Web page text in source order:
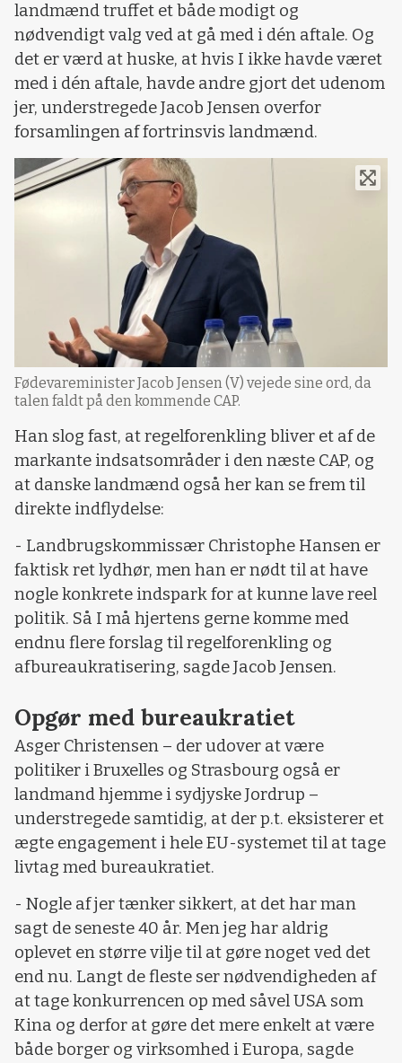
landmænd truffet et både modigt og
nødvendigt valg ved at gå med i dén aftale. Og
det er værd at huske, at hvis I ikke havde været
med i dén aftale, havde andre gjort det udenom
jer, understregede Jacob Jensen overfor
forsamlingen af fortrinsvis landmænd.
Fødevareminister Jacob Jensen (V) vejede sine ord, da
talen faldt på den kommende CAP.
Han slog fast, at regelforenkling bliver et af de
markante indsatsområder i den næste CAP, og
at danske landmænd også her kan se frem til
direkte indflydelse:
- Landbrugskommissær Christophe Hansen er
faktisk ret lydhør, men han er nødt til at have
nogle konkrete indspark for at kunne lave reel
politik. Så I må hjertens gerne komme med
endnu flere forslag til regelforenkling og
afbureaukratisering, sagde Jacob Jensen.
Opgør med bureaukratiet
Asger Christensen – der udover at være
politiker i Bruxelles og Strasbourg også er
landmand hjemme i sydjyske Jordrup –
understregede samtidig, at der p.t. eksisterer et
ægte engagement i hele EU-systemet til at tage
livtag med bureaukratiet.
- Nogle af jer tænker sikkert, at det har man
sagt de seneste 40 år. Men jeg har aldrig
oplevet en større vilje til at gøre noget ved det
end nu. Langt de fleste ser nødvendigheden af
at tage konkurrencen op med såvel USA som
Kina og derfor at gøre det mere enkelt at være
både borger og virksomhed i Europa, sagde